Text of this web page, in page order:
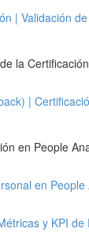
| Validación
la
|
en People
en People
y KPI de